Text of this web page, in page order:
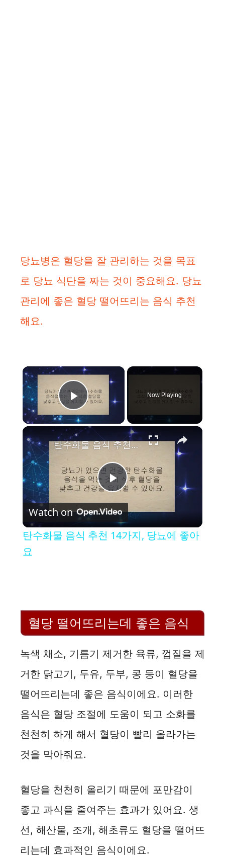
당뇨병은 혈당을 잘 관리하는 것을 목표
로 당뇨 식단을 짜는 것이 중요해요. 당뇨
관리에 좋은 혈당 떨어뜨리는 음식 추천
해요.
×
Play Video
Now Playing
×
P
l
V
d
e
o
탄수화물 음식 추천 14가지, 당뇨에 좋아요
Watch on
탄수화물 음식 추천 14가지, 당뇨에 좋아
요
혈당 떨어뜨리는데 좋은 음식
녹색 채소, 기름기 제거한 육류, 껍질을 제
거한 닭고기, 두유, 두부, 콩 등이 혈당을
떨어뜨리는데 좋은 음식이에요. 이러한
음식은 혈당 조절에 도움이 되고 소화를
천천히 하게 해서 혈당이 빨리 올라가는
것을 막아줘요.
혈당을 천천히 올리기 때문에 포만감이
좋고 과식을 줄여주는 효과가 있어요. 생
선, 해산물, 조개, 해초류도 혈당을 떨어뜨
리는데 효과적인 음식이에요.